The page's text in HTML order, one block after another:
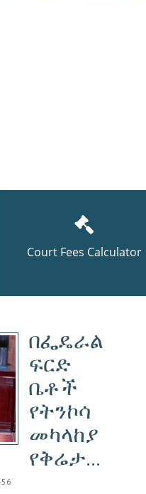
Court Fees Calculator
በፌዴራል
ፍርድ
ቤቶች
የትንኮሳ
መካላከያ
የቅሬታ...